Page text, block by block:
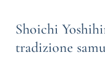
Shoichi
tradizione